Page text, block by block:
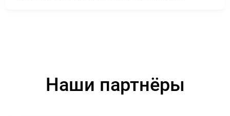
Наши партнёры